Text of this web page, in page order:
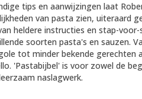
tips en aanwijzingen laat
van pasta zien, uiteraard
heldere instructies en stap-
soorten pasta's en sauzen.
tot minder bekende gerechten
'Pastabijbel' is voor zowel de
naslagwerk.